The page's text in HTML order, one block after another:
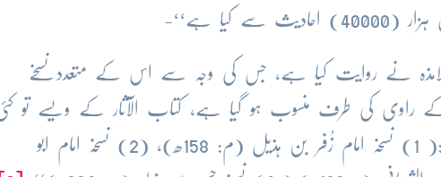
کیا ہے‘‘-
نے روایت کیا ہے، جس کی وجہ سے اس کے متعدد نسخے
کی طرف منسوب ہو گیا ہے، کتاب الآثار کے ویسے تو
نسخے ہیں لیکن ان میں سے چار زیادہ مشہور ہیں:( 1) نسخہ امام زُفر بن ہذیل (م: 158ھ)، (2) نسخہ امام ابو